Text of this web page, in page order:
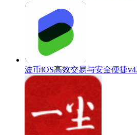
波币iOS高效交易与安全便捷